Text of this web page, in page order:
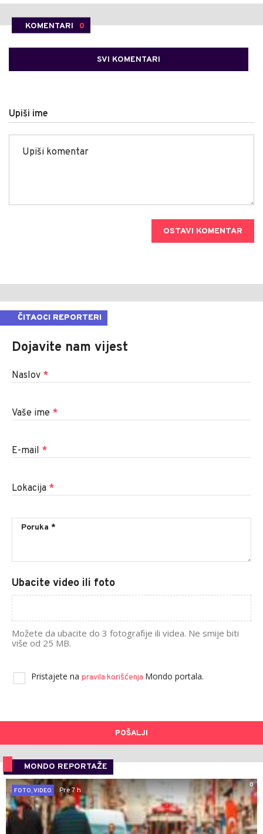
KOMENTARI 0
SVI KOMENTARI
Upiši ime
OSTAVI KOMENTAR
ČITAOCI REPORTERI
Dojavite nam vijest
Naslov *
Vaše ime *
E-mail *
Lokacija *
Ubacite video ili foto
Možete da ubacite do 3 fotografije ili videa. Ne smije biti
više od 25 MB.
Pristajete na pravila korišćenja Mondo portala.
POŠALJI
MONDO REPORTAŽE
0
FOTO, VIDEO
Pre 7 h